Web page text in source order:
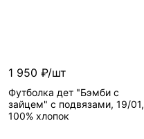
1 950 ₽/шт
Футболка дет "Бэмби с
зайцем" с подвязами, 19/01,
100% хлопок